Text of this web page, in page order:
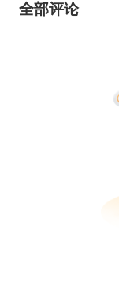
全部评论